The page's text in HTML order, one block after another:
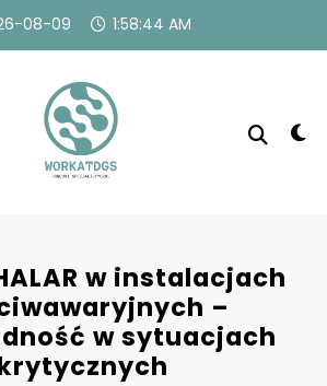
08-09 1:58:45 AM
w instalacjach
–
w sytuacjach